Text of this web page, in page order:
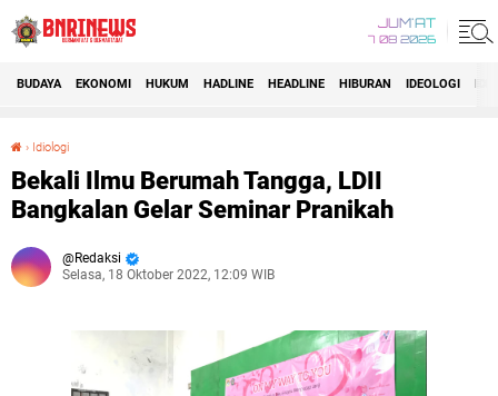
JUM'AT
7 08 2026
BUDAYA EKONOMI HUKUM HADLINE HEADLINE HIBURAN IDEOLOGI
› Idiologi
Bekali Ilmu Berumah Tangga, LDII
Bangkalan Gelar Seminar Pranikah
Redaksi
Selasa, 18 Oktober 2022, 12:09 WIB